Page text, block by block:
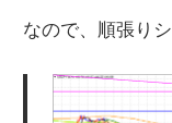
なので、順張り